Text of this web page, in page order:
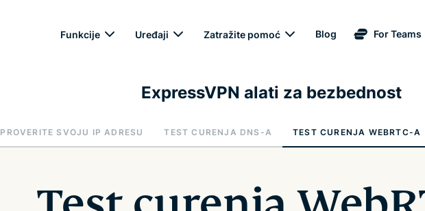
Funkcije Uređaji Zatražite pomoć Blog For Teams
ExpressVPN alati za bezbednost
PROVERITE SVOJU IP ADRESU TEST CURENJA DNS-A TEST CURENJA WEBRTC-A